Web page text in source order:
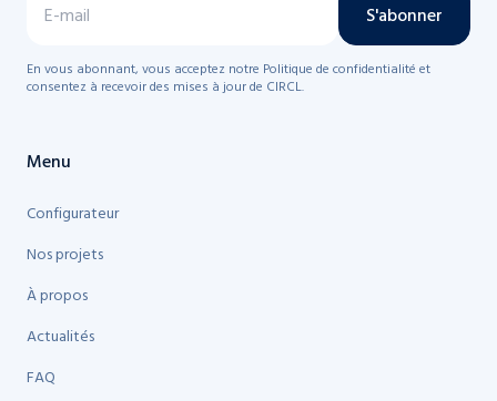
S'abonner
En vous abonnant, vous acceptez notre Politique de confidentialité et
consentez à recevoir des mises à jour de CIRCL.
Menu
Configurateur
Nos projets
À propos
Actualités
FAQ